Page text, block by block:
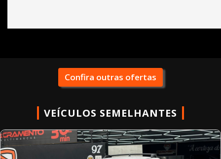
Confira outras ofertas
VEÍCULOS SEMELHANTES